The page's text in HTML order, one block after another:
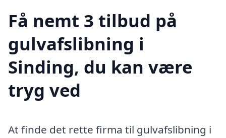
Få nemt 3 tilbud på
gulvafslibning i
Sinding, du kan være
tryg ved
At finde det rette firma til gulvafslibning i